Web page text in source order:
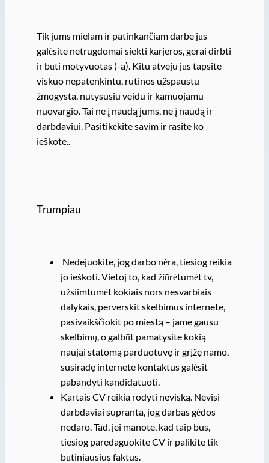
Tik jums mielam ir patinkančiam darbe jūs
galėsite netrugdomai siekti karjeros, gerai dirbti
ir būti motyvuotas (-a). Kitu atveju jūs tapsite
viskuo nepatenkintu, rutinos užspaustu
žmogysta, nutysusiu veidu ir kamuojamu
nuovargio. Tai ne į naudą jums, ne į naudą ir
darbdaviui. Pasitikėkite savim ir rasite ko
ieškote..
Trumpiau
Nedejuokite, jog darbo nėra, tiesiog reikia
jo ieškoti. Vietoj to, kad žiūrėtumėt tv,
užsiimtumėt kokiais nors nesvarbiais
dalykais, perverskit skelbimus internete,
pasivaikščiokit po miestą – jame gausu
skelbimų, o galbūt pamatysite kokią
naujai statomą parduotuvę ir grįžę namo,
susiradę internete kontaktus galėsit
pabandyti kandidatuoti.
Kartais CV reikia rodyti neviską. Nevisi
darbdaviai supranta, jog darbas gėdos
nedaro. Tad, jei manote, kad taip bus,
tiesiog paredaguokite CV ir palikite tik
būtiniausius faktus.